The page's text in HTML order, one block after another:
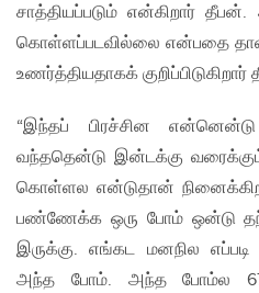
சாத்தியப்படும் என்கிறார்
கொள்ளப்படவில்லை என்பதை
உணர்த்தியதாகக் குறிப்பிடுகிறார்
“இந்தப் பிரச்சின
வந்ததென்டு இன்டக்கு
கொள்ளல என்டுதான்
பண்ணேக்க ஒரு போம் ஒன்டு
இருக்கு. எங்கட மனநில
அந்த போம். அந்த போம்ல